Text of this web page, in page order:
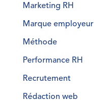
Marketing RH
Marque employeur
Méthode
Performance RH
Recrutement
Rédaction web